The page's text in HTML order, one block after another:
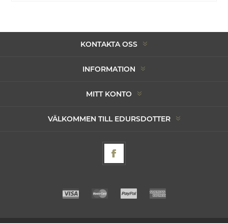
KONTAKTA OSS
INFORMATION
MITT KONTO
VÄLKOMMEN TILL EDURSDOTTER